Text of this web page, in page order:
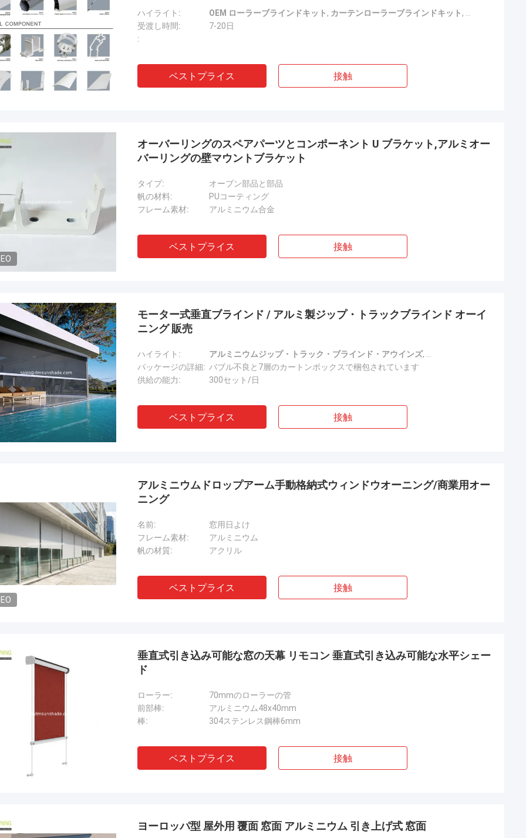
ハイライト: OEM ローラーブラインドキット , カーテンローラーブラインドキット ,
受渡し時間:
7-20日
:
ベストプライス 接触
オーバーリングのスペアパーツとコンポーネント U ブラケット,アルミオー
バーリングの壁マウントブラケット
タイプ:
オーブン部品と部品
帆の材料:
PUコーティング
フレーム素材:
アルミニウム合金
ベストプライス 接触
モーター式垂直ブラインド / アルミ製ジップ・トラックブラインド オーイ
ニング 販売
ハイライト: アルミニウムジップ・トラック・ブラインド・アウインズ,
パッケージの詳細: バブル不良と7層のカートンボックスで梱包されています
供給の能力:
300セット/日
ベストプライス 接触
アルミニウムドロップアーム手動格納式ウィンドウオーニング/商業用オー
ニング
名前:
窓用日よけ
フレーム素材:
アルミニウム
帆の材質:
アクリル
ベストプライス 接触
垂直式引き込み可能な窓の天幕 リモコン 垂直式引き込み可能な水平シェー
ド
ローラー:
70mmのローラーの管
前部棒:
アルミニウム48x40mm
棒:
304ステンレス鋼棒6mm
ベストプライス 接触
ヨーロッパ型 屋外用 覆面 窓面 アルミニウム 引き上げ式 窓面